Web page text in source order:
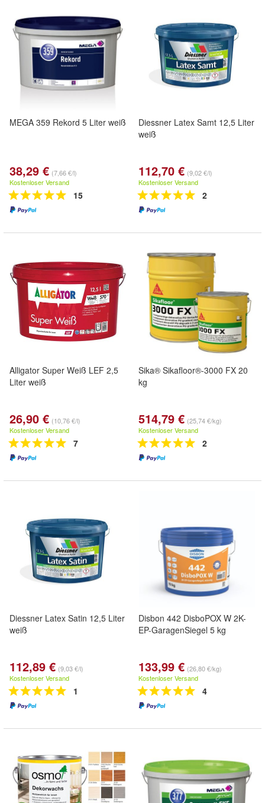
MEGA 359 Rekord 5 Liter weiß
38,29 € (7,66 €/l)
Kostenloser Versand
15
Diessner Latex Samt 12,5 Liter
weiß
112,70 € (9,02 €/l)
Kostenloser Versand
2
Alligator Super Weiß LEF 2,5
Liter weiß
26,90 € (10,76 €/l)
Kostenloser Versand
7
Sika® Sikafloor®-3000 FX 20
kg
514,79 € (25,74 €/kg)
Kostenloser Versand
2
Diessner Latex Satin 12,5 Liter
weiß
112,89 € (9,03 €/l)
Kostenloser Versand
1
Disbon 442 DisboPOX W 2K-
EP-GaragenSiegel 5 kg
133,99 € (26,80 €/kg)
Kostenloser Versand
4